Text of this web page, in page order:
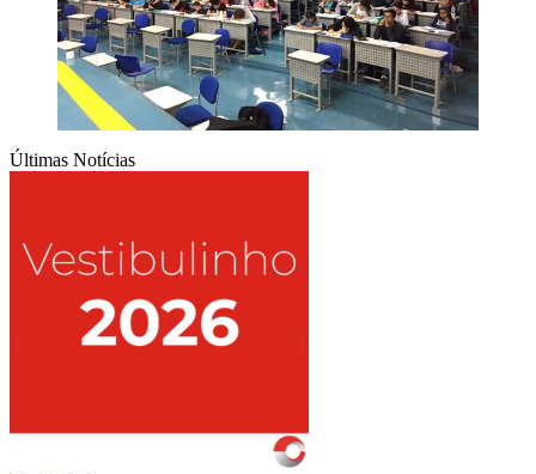
Últimas Notícias